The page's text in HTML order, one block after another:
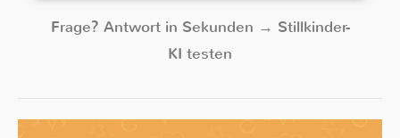
Frage? Antwort in Sekunden → Stillkinder-
KI testen